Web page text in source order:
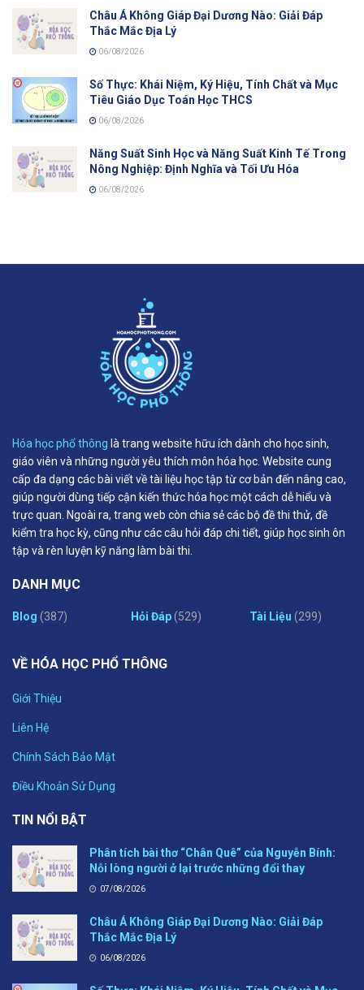
Châu Á Không Giáp Đại Dương Nào: Giải Đáp
Thắc Mắc Địa Lý
06/08/2026
Số Thực: Khái Niệm, Ký Hiệu, Tính Chất và Mục
Tiêu Giáo Dục Toán Học THCS
06/08/2026
Năng Suất Sinh Học và Năng Suất Kinh Tế Trong
Nông Nghiệp: Định Nghĩa và Tối Ưu Hóa
06/08/2026
Hóa học phổ thông là trang website hữu ích dành cho học sinh,
giáo viên và những người yêu thích môn hóa học. Website cung
cấp đa dạng các bài viết về tài liệu học tập từ cơ bản đến nâng cao,
giúp người dùng tiếp cận kiến thức hóa học một cách dễ hiểu và
trực quan. Ngoài ra, trang web còn chia sẻ các bộ đề thi thử, đề
kiểm tra học kỳ, cũng như các câu hỏi đáp chi tiết, giúp học sinh ôn
tập và rèn luyện kỹ năng làm bài thi.
DANH MỤC
Blog (387) Hỏi Đáp(529) Tài Liệu (299)
VỀ HÓA HỌC PHỔ THÔNG
Giới Thiệu
Liên Hệ
Chính Sách Bảo Mật
Điều Khoản Sử Dụng
TIN NỔI BẬT
Phân tích bài thơ “Chân Quê” của Nguyễn Bính:
Nỗi lòng người ở lại trước những đổi thay
07/08/2026
Châu Á Không Giáp Đại Dương Nào: Giải Đáp
Thắc Mắc Địa Lý
06/08/2026